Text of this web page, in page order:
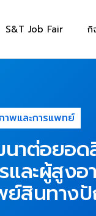
S&T Job Fair กิ
าพและการแพทย์
ต่อยอด
ละผู้สูงอ
ย์สินทา